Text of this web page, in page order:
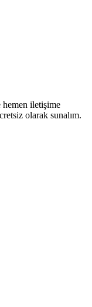
hemen iletişime
olarak sunalım.